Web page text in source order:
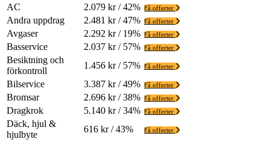
AC
2.079 kr / 42% Få offerter
Andra uppdrag 2.481 kr / 47% Få offerter
Avgaser 2.292 kr / 19% Få offerter
Basservice 2.037 kr / 57% Få offerter
Besiktning och
förkontroll
1.456 kr / 57% Få offerter
Bilservice 3.387 kr / 49% Få offerter
Bromsar 2.696 kr / 38% Få offerter
Dragkrok 5.140 kr / 34% Få offerter
Däck, hjul &
hjulbyte
616 kr / 43% Få offerter